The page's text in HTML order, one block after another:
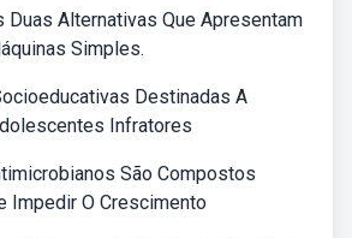
Duas Alternativas Que Apresentam
Simples.
Destinadas A
Infratores
São Compostos
Impedir O Crescimento